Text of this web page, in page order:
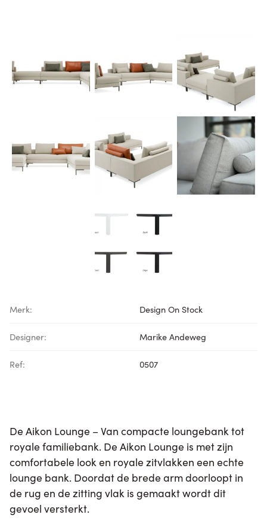
Merk: Design On Stock
Designer: Marike Andeweg
Ref: 0507
De Aikon Lounge – Van compacte loungebank tot
royale familiebank. De Aikon Lounge is met zijn
comfortabele look en royale zitvlakken een echte
lounge bank. Doordat de brede arm doorloopt in
de rug en de zitting vlak is gemaakt wordt dit
gevoel versterkt.